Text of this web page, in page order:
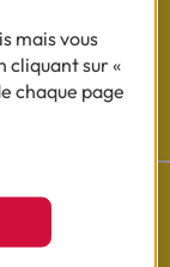
mais vous
cliquant sur «
chaque page